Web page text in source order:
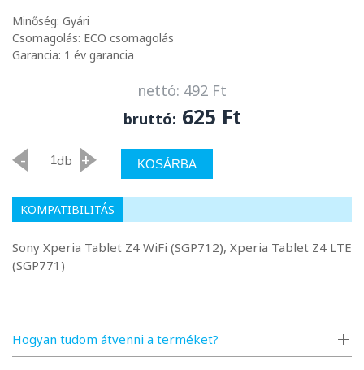
Minőség: Gyári
Csomagolás: ECO csomagolás
Garancia: 1 év garancia
nettó: 492 Ft
bruttó: 625 Ft
- db + KOSÁRBA
Hogyan tudom átvenni a terméket?
KOMPATIBILITÁS
Sony Xperia Tablet Z4 WiFi (SGP712), Xperia Tablet Z4 LTE
(SGP771)